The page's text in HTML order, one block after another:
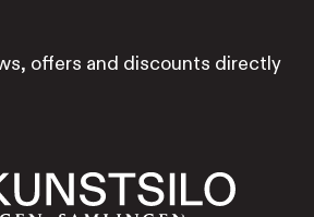
offers and discounts directly